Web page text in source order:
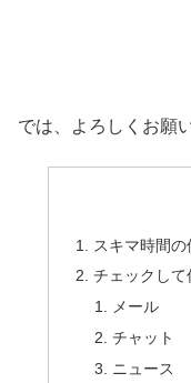
では、よろしくお願
スキマ時間の
チェックし
メール
チャット
ニュース